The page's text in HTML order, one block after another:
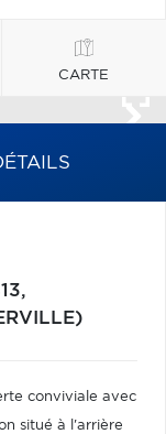
CARTE
conviviale avec
situé à l'arrière